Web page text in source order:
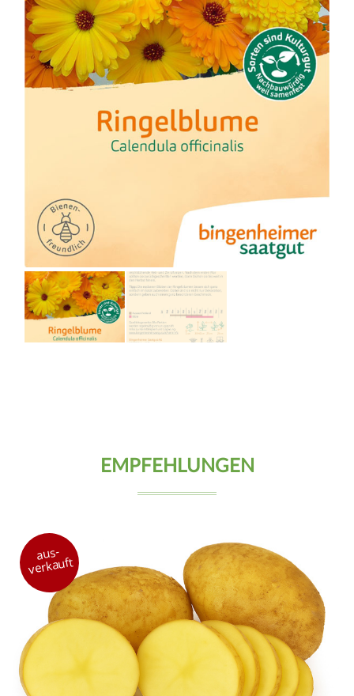
EMPFEHLUNGEN
aus-
verkauft